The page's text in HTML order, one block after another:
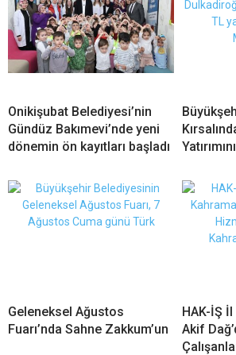
Onikişubat Belediyesi’nin
Gündüz Bakımevi’nde yeni
dönemin ön kayıtları başladı
Geleneksel Ağustos
Fuarı’nda Sahne Zakkum’un
HAK-İŞ
Akif